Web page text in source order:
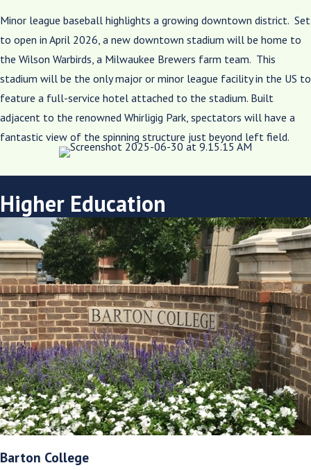
Minor league baseball highlights a growing downtown district. Set
to open in April 2026, a new downtown stadium will be home to
the Wilson Warbirds, a Milwaukee Brewers farm team. This
stadium will be the only major or minor league facility in the US to
feature a full-service hotel attached to the stadium. Built
adjacent to the renowned Whirligig Park, spectators will have a
fantastic view of the spinning structure just beyond left field.
Higher Education
Barton College